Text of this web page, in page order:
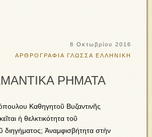
8 Οκτωβρίου 2016
ΑΡΘΡΟΓΡΑΦΙΑ ΓΛΩΣΣΑ ΕΛΛΗΝΙΚΗ
ΡΗΜΑΤΑ
Καθηγητοῦ Βυζαντινῆς
ἡ θελκτικότητα τοῦ
διηγήματος; Ἀναμφισβήτητα στὴν